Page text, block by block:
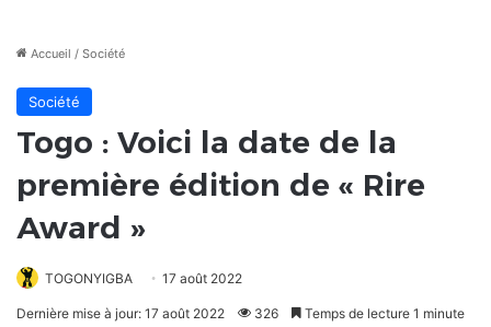
Accueil / Société
Société
Togo : Voici la date de la
première édition de « Rire
Award »
TOGONYIGBA 17 août 2022
Dernière mise à jour: 17 août 2022 326 Temps de lecture 1 minute